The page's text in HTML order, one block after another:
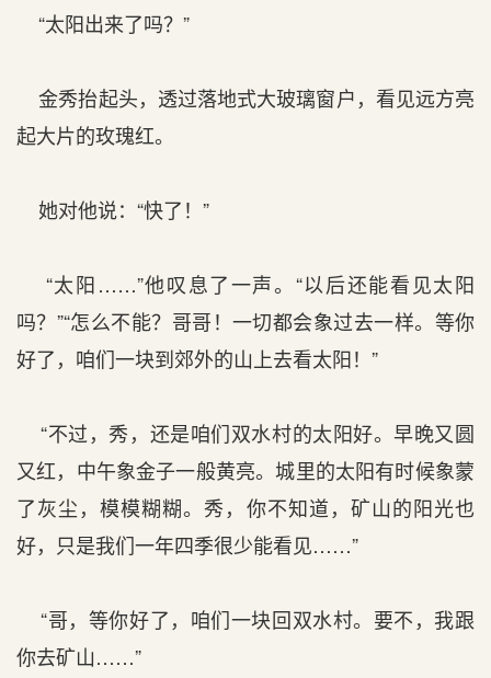
“太阳出来了吗？”
金秀抬起头，透过落地式大玻璃窗户，看见远方亮
起大片的玫瑰红。
她对他说：“快了！”
“太阳……”他叹息了一声。“以后还能看见太阳
吗？”“怎么不能？哥哥！一切都会象过去一样。等你
好了，咱们一块到郊外的山上去看太阳！”
“不过，秀，还是咱们双水村的太阳好。早晚又圆
又红，中午象金子一般黄亮。城里的太阳有时候象蒙
了灰尘，模模糊糊。秀，你不知道，矿山的阳光也
好，只是我们一年四季很少能看见……”
“哥，等你好了，咱们一块回双水村。要不，我跟
你去矿山……”